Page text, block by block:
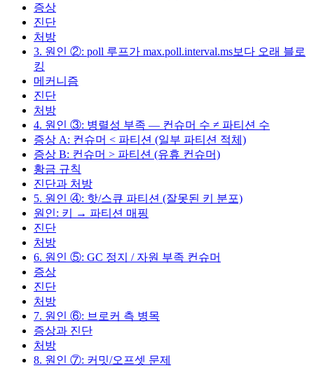
증상
진단
처방
3. 원인 ②: poll 루프가 max.poll.interval.ms보다 오래 블로
킹
메커니즘
진단
처방
4. 원인 ③: 병렬성 부족 — 컨슈머 수 ≠ 파티션 수
증상 A: 컨슈머 < 파티션 (일부 파티션 적체)
증상 B: 컨슈머 > 파티션 (유휴 컨슈머)
황금 규칙
진단과 처방
5. 원인 ④: 핫/스큐 파티션 (잘못된 키 분포)
원인: 키 → 파티션 매핑
진단
처방
6. 원인 ⑤: GC 정지 / 자원 부족 컨슈머
증상
진단
처방
7. 원인 ⑥: 브로커 측 병목
증상과 진단
처방
8. 원인 ⑦: 커밋/오프셋 문제